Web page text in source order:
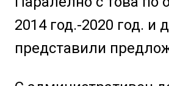
2014 год.-2020 год. и
представили